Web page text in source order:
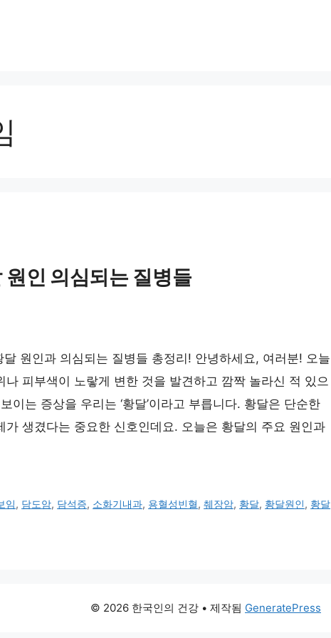
인 의심되는 질병들
원인과 의심되는 질병들 총정리! 안녕하세요, 여러분! 오늘
피부색이 노랗게 변한 것을 발견하고 깜짝 놀라신 적 있으
이는 증상을 우리는 ‘황달’이라고 부릅니다. 황달은 단순한
생겼다는 중요한 신호인데요. 오늘은 황달의 주요 원인과
임, 담도암, 담석증, 소화기내과, 용혈성빈혈,췌장암, 황달, 황달원인, 황달
© 2026 한국인의 건강 • 제작됨 GeneratePress